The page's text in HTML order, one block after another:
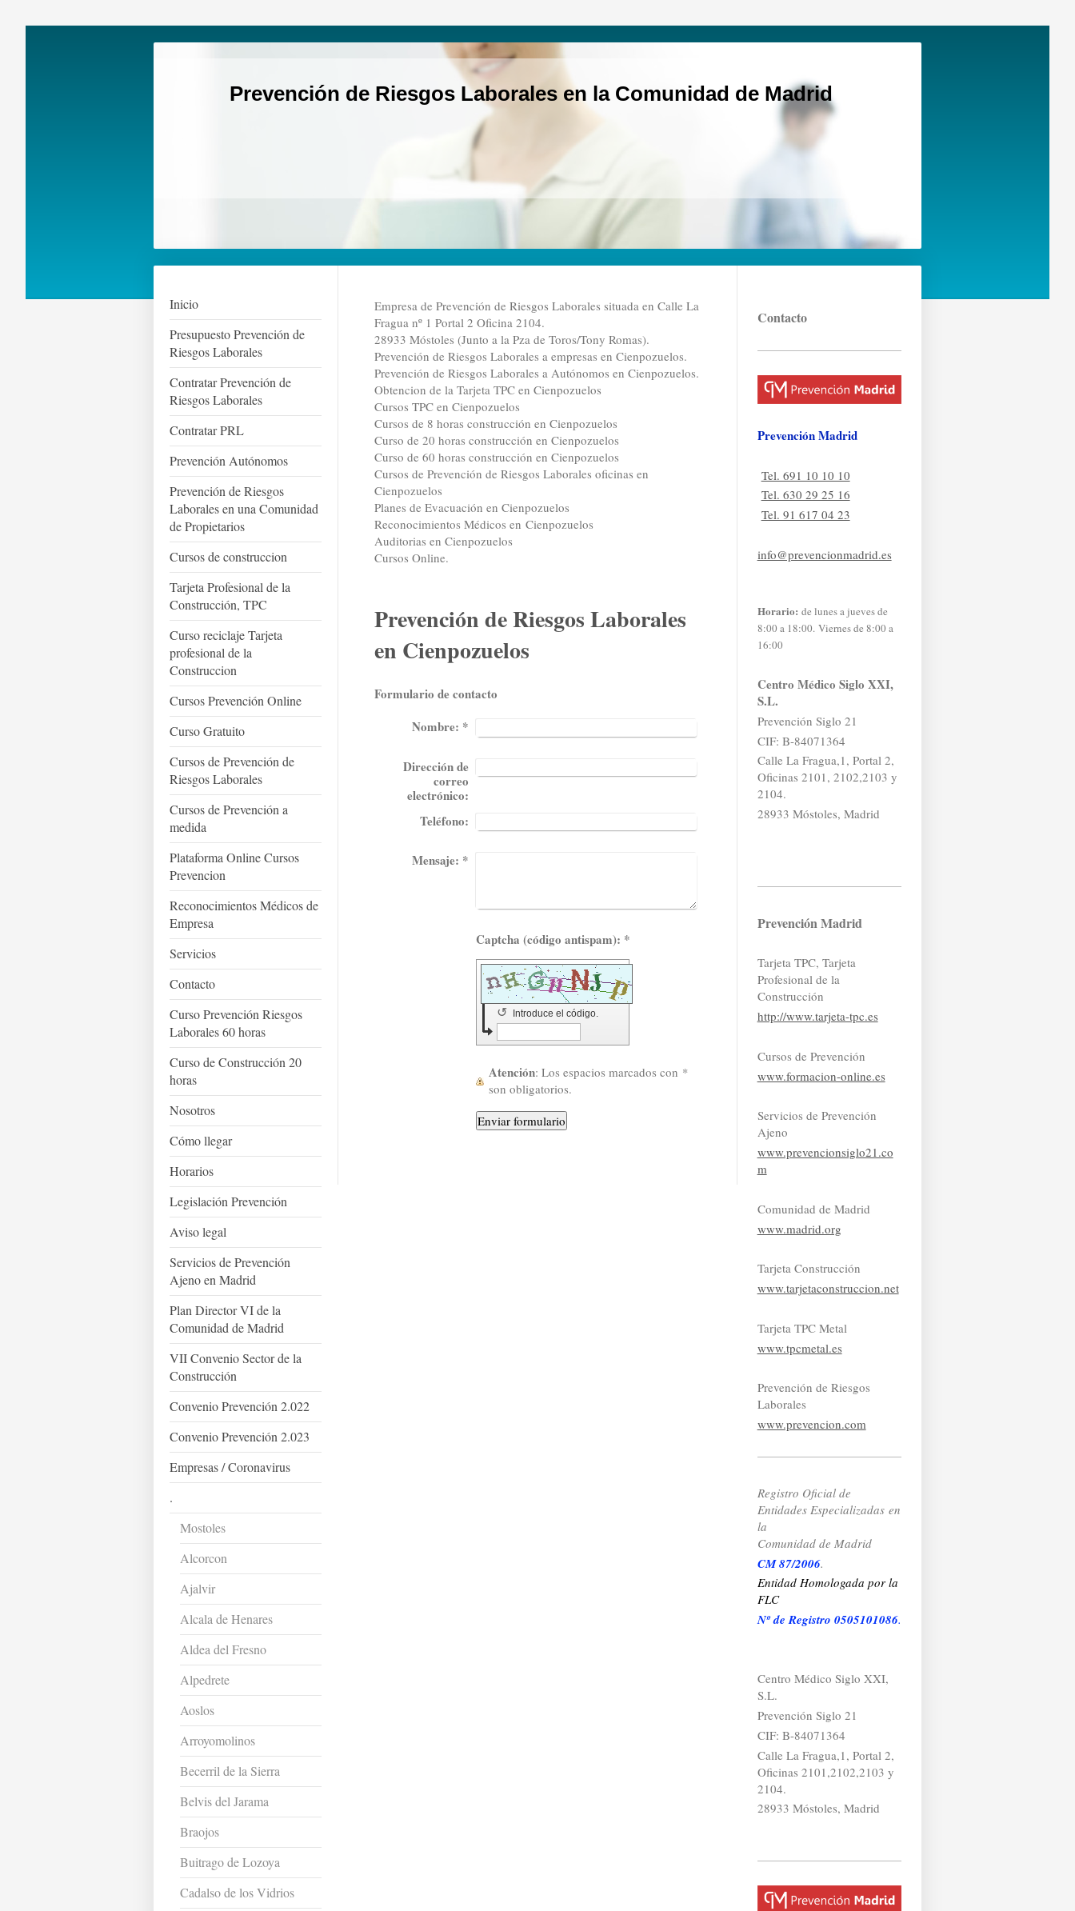
Prevención de Riesgos Laborales en la Comunidad de Madrid
Inicio
Presupuesto Prevención de
Riesgos Laborales
Contratar Prevención de
Riesgos Laborales
Contratar PRL
Prevención Autónomos
Prevención de Riesgos
Laborales en una Comunidad
de Propietarios
Cursos de construccion
Tarjeta Profesional de la
Construcción, TPC
Curso reciclaje Tarjeta
profesional de la
Construccion
Cursos Prevención Online
Curso Gratuito
Cursos de Prevención de
Riesgos Laborales
Cursos de Prevención a
medida
Plataforma Online Cursos
Prevencion
Reconocimientos Médicos de
Empresa
Servicios
Contacto
Curso Prevención Riesgos
Laborales 60 horas
Curso de Construcción 20
horas
Nosotros
Cómo llegar
Horarios
Legislación Prevención
Aviso legal
Servicios de Prevención
Ajeno en Madrid
Plan Director VI de la
Comunidad de Madrid
VII Convenio Sector de la
Construcción
Convenio Prevención 2.022
Convenio Prevención 2.023
Empresas / Coronavirus
.
Mostoles
Alcorcon
Ajalvir
Alcala de Henares
Aldea del Fresno
Alpedrete
Aoslos
Arroyomolinos
Becerril de la Sierra
Belvis del Jarama
Braojos
Buitrago de Lozoya
Cadalso de los Vidrios
Empresa de Prevención de Riesgos Laborales situada en Calle La
Fragua nº 1 Portal 2 Oficina 2104.
28933 Móstoles (Junto a la Pza de Toros/Tony Romas).
Prevención de Riesgos Laborales a empresas en Cienpozuelos.
Prevención de Riesgos Laborales a Autónomos en Cienpozuelos.
Obtencion de la Tarjeta TPC en Cienpozuelos
Cursos TPC en Cienpozuelos
Cursos de 8 horas construcción en Cienpozuelos
Curso de 20 horas construcción en Cienpozuelos
Curso de 60 horas construcción en Cienpozuelos
Cursos de Prevención de Riesgos Laborales oficinas en
Cienpozuelos
Planes de Evacuación en Cienpozuelos
Reconocimientos Médicos en Cienpozuelos
Auditorias en Cienpozuelos
Cursos Online.
Prevención de Riesgos Laborales
en Cienpozuelos
Formulario de contacto
Nombre: *
Dirección de
correo
electrónico:
Teléfono:
Mensaje: *
Captcha (código antispam): *
Introduce el código.
↺
Atención : Los espacios marcados con *
son obligatorios.
Contacto
Prevención Madrid
Tel. 691 10 10 10
Tel. 630 29 25 16
Tel. 91 617 04 23
info@prevencionmadrid.es
Horario: de lunes a jueves de
8:00 a 18:00. Viernes de 8:00 a
16:00
Centro Médico Siglo XXI,
S.L.
Prevención Siglo 21
CIF: B-84071364
Calle La Fragua,1, Portal 2,
Oficinas 2101, 2102,2103 y
2104.
28933 Móstoles, Madrid
Prevención Madrid
Tarjeta TPC, Tarjeta
Profesional de la
Construcción
http://www.tarjeta-tpc.es
Cursos de Prevención
www.formacion-online.es
Servicios de Prevención
Ajeno
www.prevencionsiglo21.co
m
Comunidad de Madrid
www.madrid.org
Tarjeta Construcción
www.tarjetaconstruccion.net
Tarjeta TPC Metal
www.tpcmetal.es
Prevención de Riesgos
Laborales
www.prevencion.com
Registro Oficial de
Entidades Especializadas en
la
Comunidad de Madrid
CM 87/2006.
Entidad Homologada por la
FLC
Nº de Registro 0505101086.
Centro Médico Siglo XXI,
S.L.
Prevención Siglo 21
CIF: B-84071364
Calle La Fragua,1, Portal 2,
Oficinas 2101,2102,2103 y
2104.
28933 Móstoles, Madrid